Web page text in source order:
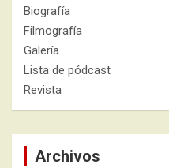
Biografía
Filmografía
Galería
Lista de pódcast
Revista
Archivos